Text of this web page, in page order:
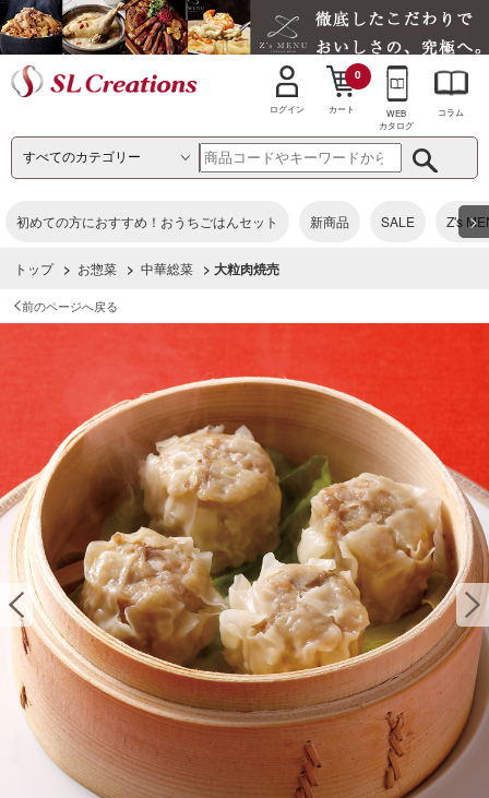
ログイン カート
0
WEB
カタログ
コラム
初めての方におすすめ！おうちごはんセット 新商品 SALE Z's >
トップ > お惣菜 > 中華総菜 > 大粒肉焼売
前のページへ戻る